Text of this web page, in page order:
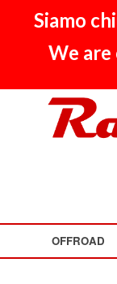
Siamo
We
OFFROAD